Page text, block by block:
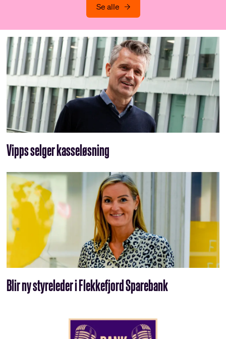
Se alle
Vipps selger kasseløsning
Blir ny styreleder i Flekkefjord Sparebank